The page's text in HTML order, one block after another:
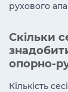
рухового
Скільки
опорно-
Кількість